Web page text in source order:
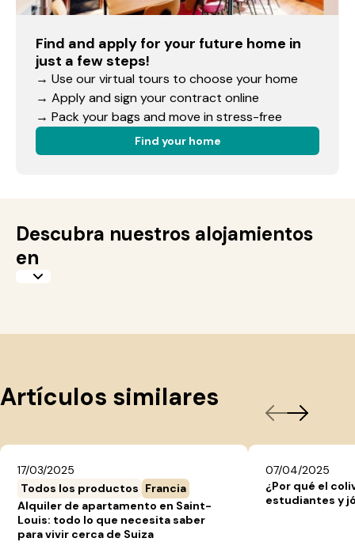
Find and apply for your future home in
just a few steps!
→ Use our virtual tours to choose your home
→ Apply and sign your contract online
→ Pack your bags and move in stress-free
Find your home
Descubra nuestros alojamientos
en
Artículos similares
17/03/2025
Todos los productos Francia
Alquiler de apartamento en Saint-
Louis: todo lo que necesita saber
para vivir cerca de Suiza
07/04/2025
¿Por qué el
estudiantes y